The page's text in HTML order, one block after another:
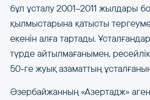
бұл ұсталу 2001–2011 жылдары
қылмыстарына қатысты
екенін алға тартады.
түрде айтылмағанымен,
50-ге жуық азаматтың
Әзербайжанның «Азертадж»